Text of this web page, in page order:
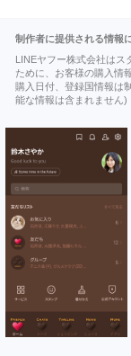
制作者に提供される情報
LINEヤフー株式会社はス
ために、お客様の購入情
購入日付、登録国情報は
能な情報は含まれません)